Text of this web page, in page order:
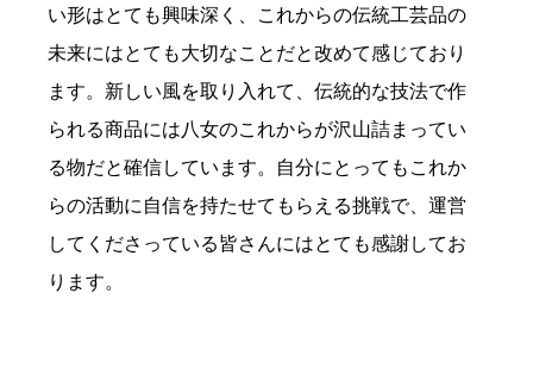
い形はとても興味深く、これからの伝統工芸品の
未来にはとても大切なことだと改めて感じており
ます。新しい風を取り入れて、伝統的な技法で作
られる商品には八女のこれからが沢山詰まってい
る物だと確信しています。自分にとってもこれか
らの活動に自信を持たせてもらえる挑戦で、運営
してくださっている皆さんにはとても感謝してお
ります。